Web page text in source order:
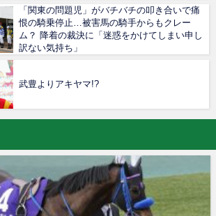
「関東の問題児」がバチバチの叩き合いで痛
恨の騎乗停止…被害馬の騎手からもクレー
ム？ 降着の裁決に「迷惑をかけてしまい申し
訳ない気持ち」
武豊よりアキヤマ!?